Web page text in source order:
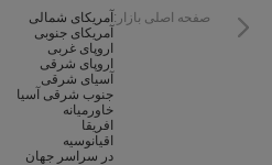
صفحه اصلی بازار: آمریکای شمالی
آمریکای جنوبی
اروپای غربی
اروپای شرقی
آسیای شرقی
جنوب شرقی آسیا
خاورمیانه
افریقا
اقیانوسیه
در سراسر جهان